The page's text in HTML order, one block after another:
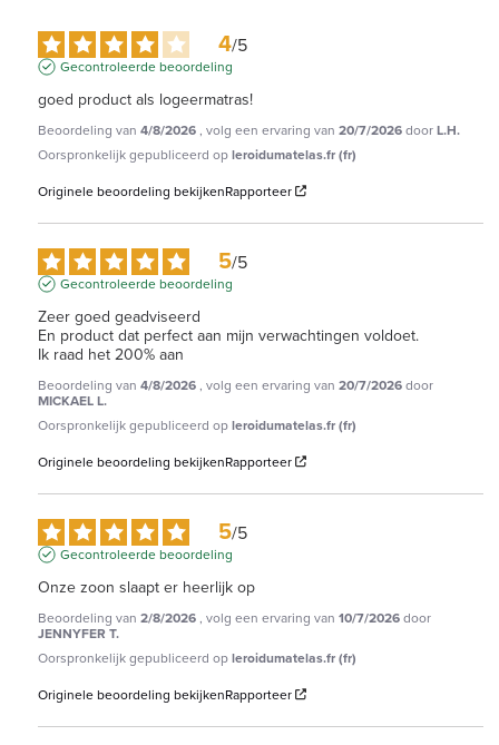
4/5
Gecontroleerde beoordeling
goed product als logeermatras!
Beoordeling van 4/8/2026, volg een ervaring van 20/7/2026doorL.H.
Oorspronkelijk gepubliceerd opleroidumatelas.fr (fr)
Originele beoordeling bekijkenRapporteer
5/5
Gecontroleerde beoordeling
Zeer goed geadviseerd
En product dat perfect aan mijn verwachtingen voldoet.
Ik raad het 200% aan
Beoordeling van 4/8/2026, volg een ervaring van 20/7/2026door
MICKAEL L.
Oorspronkelijk gepubliceerd opleroidumatelas.fr (fr)
Originele beoordeling bekijkenRapporteer
5/5
Gecontroleerde beoordeling
Onze zoon slaapt er heerlijk op
Beoordeling van 2/8/2026, volg een ervaring van 10/7/2026door
JENNYFER T.
Oorspronkelijk gepubliceerd opleroidumatelas.fr (fr)
Originele beoordeling bekijkenRapporteer